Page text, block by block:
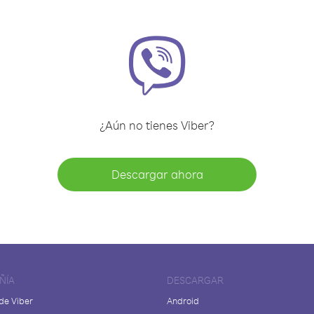
¿Aún no tienes Viber?
Descargar ahora
Viber
DESCARGAR
Android